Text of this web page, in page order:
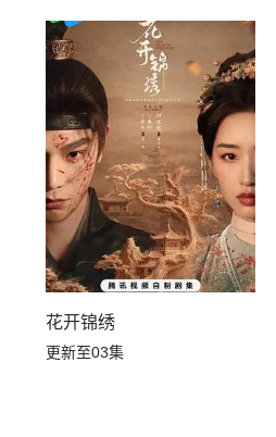
花开锦绣
更新至03集